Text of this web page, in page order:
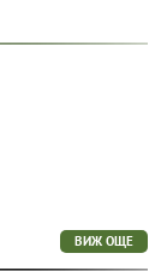
ВИЖ ОЩЕ